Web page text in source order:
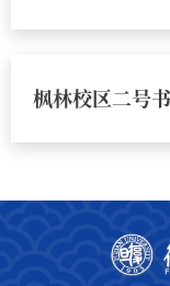
枫林校区二号